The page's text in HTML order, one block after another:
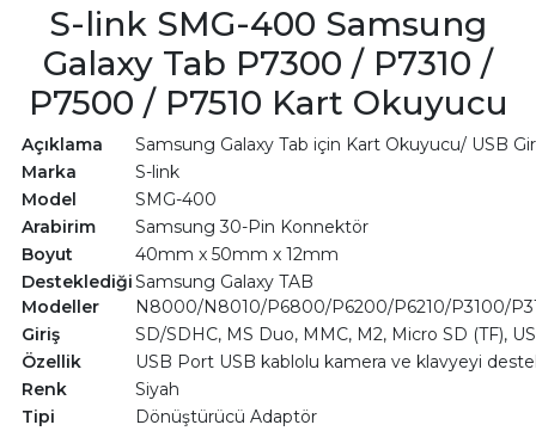
S-link SMG-400 Samsung
Galaxy Tab P7300 / P7310 /
P7500 / P7510 Kart Okuyucu
Açıklama
Samsung Galaxy Tab için Kart Okuyucu/ USB
Marka
S-link
Model
SMG-400
Arabirim
Samsung 30-Pin Konnektör
Boyut
40mm x 50mm x 12mm
Desteklediği
Modeller
Samsung Galaxy TAB
N8000/N8010/P6800/P6200/P6210/P3100/
Giriş
SD/SDHC, MS Duo, MMC, M2, Micro SD (TF),
Özellik
USB Port USB kablolu kamera ve klavyeyi
Renk
Siyah
Tipi
Dönüştürücü Adaptör